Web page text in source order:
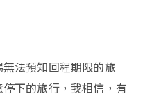
法預知回程期限的旅
下的旅行，我相信，有